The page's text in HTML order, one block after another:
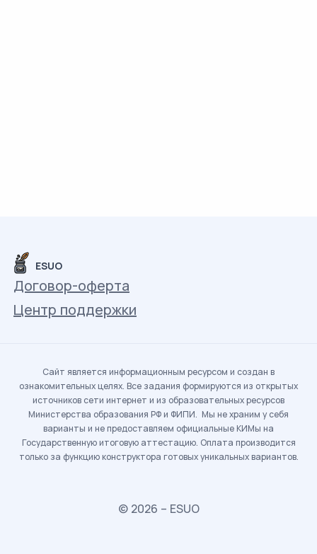
ESUO
Договор-оферта
Центр поддержки
Сайт является информационным ресурсом и создан в
ознакомительных целях. Все задания формируются из открытых
источников сети интернет и из образовательных ресурсов
Министерства образования РФ и ФИПИ. Мы не храним у себя
варианты и не предоставляем официальные КИМы на
Государственную итоговую аттестацию. Оплата производится
только за функцию конструктора готовых уникальных вариантов.
© 2026 – ESUO